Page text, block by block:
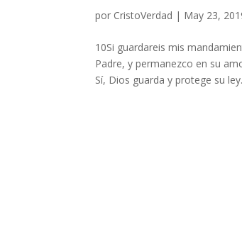
por CristoVerdad | May 23,
10Si guardareis mis
Padre, y permanezco en su
Sí, Dios guarda y protege su